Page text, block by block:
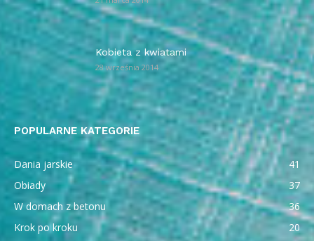
Kobieta z kwiatami
28 września 2014
POPULARNE KATEGORIE
Dania jarskie
41
Obiady
37
W domach z betonu
36
Krok po kroku
20